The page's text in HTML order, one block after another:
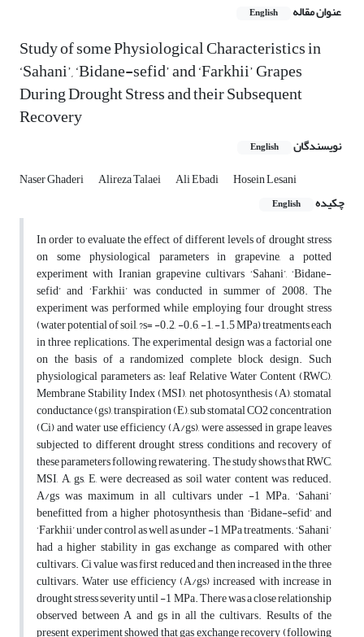
عنوان مقاله English
Study of some Physiological Characteristics in
‘Sahani’, ‘Bidane-sefid’ and ‎‘Farkhii’ Grapes
During Drought Stress and their Subsequent
Recovery
نویسندگان English
Naser Ghaderi Alireza Talaei Ali Ebadi
Hosein Lesani
چکیده
English
In order to evaluate the effect of different levels of drought stress
on some physiological parameters in grapevine, a potted
experiment with Iranian grapevine cultivars ‘Sahani’, ‘Bidane-
sefid’ and ‘Farkhii’ was conducted in summer of 2008. The
experiment was performed while employing four drought stress
(water potential of soil, ?s= -0.2, -0.6, -1, -1.5 MPa) treatments each
in three replications. The experimental design was a factorial one
on the basis of a randomized complete block design. Such
physiological parameters as: leaf Relative Water Content (RWC),
Membrane Stability Index (MSI), net photosynthesis (A), stomatal
conductance (gs), transpiration (E), sub stomatal CO2 concentration
(Ci) and water use efficiency (A/gs), were assessed in grape leaves
subjected to different drought stress conditions and recovery of
these parameters following rewatering. The study shows that RWC,
MSI, A, gs, E, were decreased as soil water content was reduced.
A/gs was maximum in all cultivars under -1 MPa. ‘Sahani’
benefitted from a higher photosynthesis, than ‘Bidane-sefid’ and
‘Farkhii’ under control as well as under -1 MPa treatments. ‘Sahani’
had a higher stability in gas exchange as compared with other
cultivars. Ci value was first reduced and then increased in the three
cultivars. Water use efficiency (A/gs) increased with increase in
drought stress severity until -1 MPa. There was a close relationship
observed between A and gs in all the cultivars. Results of the